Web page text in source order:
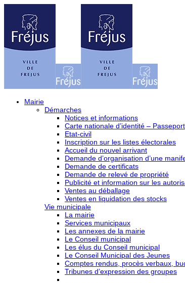
Mairie
Démarches
Notices et informations
Carte nationale d’identité – Passeport
Etat-civil
Inscription sur les listes électorales
Accueil du nouvel arrivant
Demande d’organisation d’une
Demande de certificats
Demande de relevé de propriété
Publicité et information sur les
Ventes au déballage
Ventes en liquidation des stocks
Vie municipale
La mairie
Services municipaux
Les annexes de la mairie
Le Conseil municipal
Les élus du Conseil municipal
Le Conseil Municipal des Jeunes
Comptes rendus, procès verbaux,
Tribunes d’expression des groupes